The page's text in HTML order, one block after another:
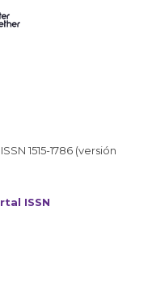
1515-1786 (versión
ISSN